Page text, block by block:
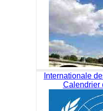
Internationale
Calendrier